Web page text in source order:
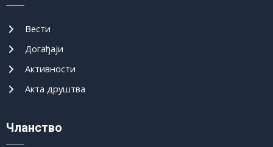
Вести
Догађаји
Активности
Акта друштва
Чланство